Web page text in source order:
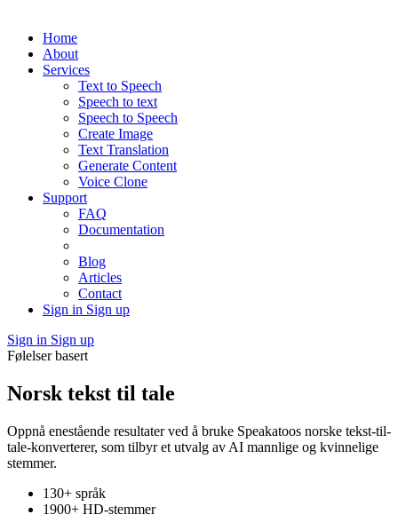
Home
About
Services
Text to Speech
Speech to text
Speech to Speech
Create Image
Text Translation
Generate Content
Voice Clone
Support
FAQ
Documentation
Blog
Articles
Contact
Sign in Sign up
Sign in Sign up
Følelser basert
Norsk tekst til tale
Oppnå enestående resultater ved å bruke Speakatoos norske tekst-til-
tale-konverterer, som tilbyr et utvalg av AI mannlige og kvinnelige
stemmer.
130+ språk
1900+ HD-stemmer